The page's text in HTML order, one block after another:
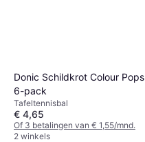
Donic Schildkrot Colour Pops
6-pack
Tafeltennisbal
€ 4,65
Of 3 betalingen van € 1,55/mnd.
2 winkels